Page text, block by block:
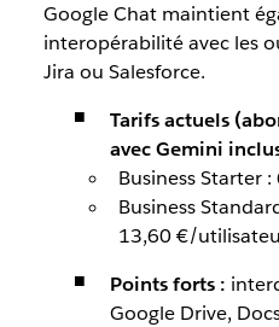
Google Chat maintient
interopérabilité avec les
Jira ou Salesforce.
Tarifs actuels
avec Gemini
Business Starter
Business
13,60 €/
Points forts :
Google Drive,